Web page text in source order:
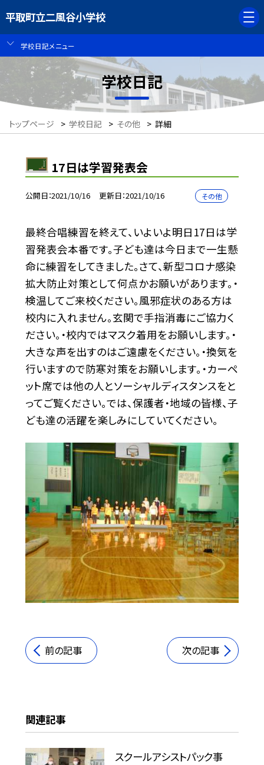
平取町立二風谷小学校
学校日記メニュー
学校日記
トップページ > 学校日記 > その他 > 詳細
17日は学習発表会
公開日 2021/10/16 更新日 2021/10/16 その他
最終合唱練習を終えて、いよいよ明日17日は学
習発表会本番です。子ども達は今日まで一生懸
命に練習をしてきました。さて、新型コロナ感染
拡大防止対策として何点かお願いがあります。・
検温してご来校ください。風邪症状のある方は
校内に入れません。玄関で手指消毒にご協力く
ださい。・校内ではマスク着用をお願いします。・
大きな声を出すのはご遠慮をください。・換気を
行いますので防寒対策をお願いします。・カーペ
ット席では他の人とソーシャルディスタンスをと
ってご覧ください。では、保護者・地域の皆様、子
ども達の活躍を楽しみにしていてください。
前の記事 次の記事
関連記事
スクールアシストパック事